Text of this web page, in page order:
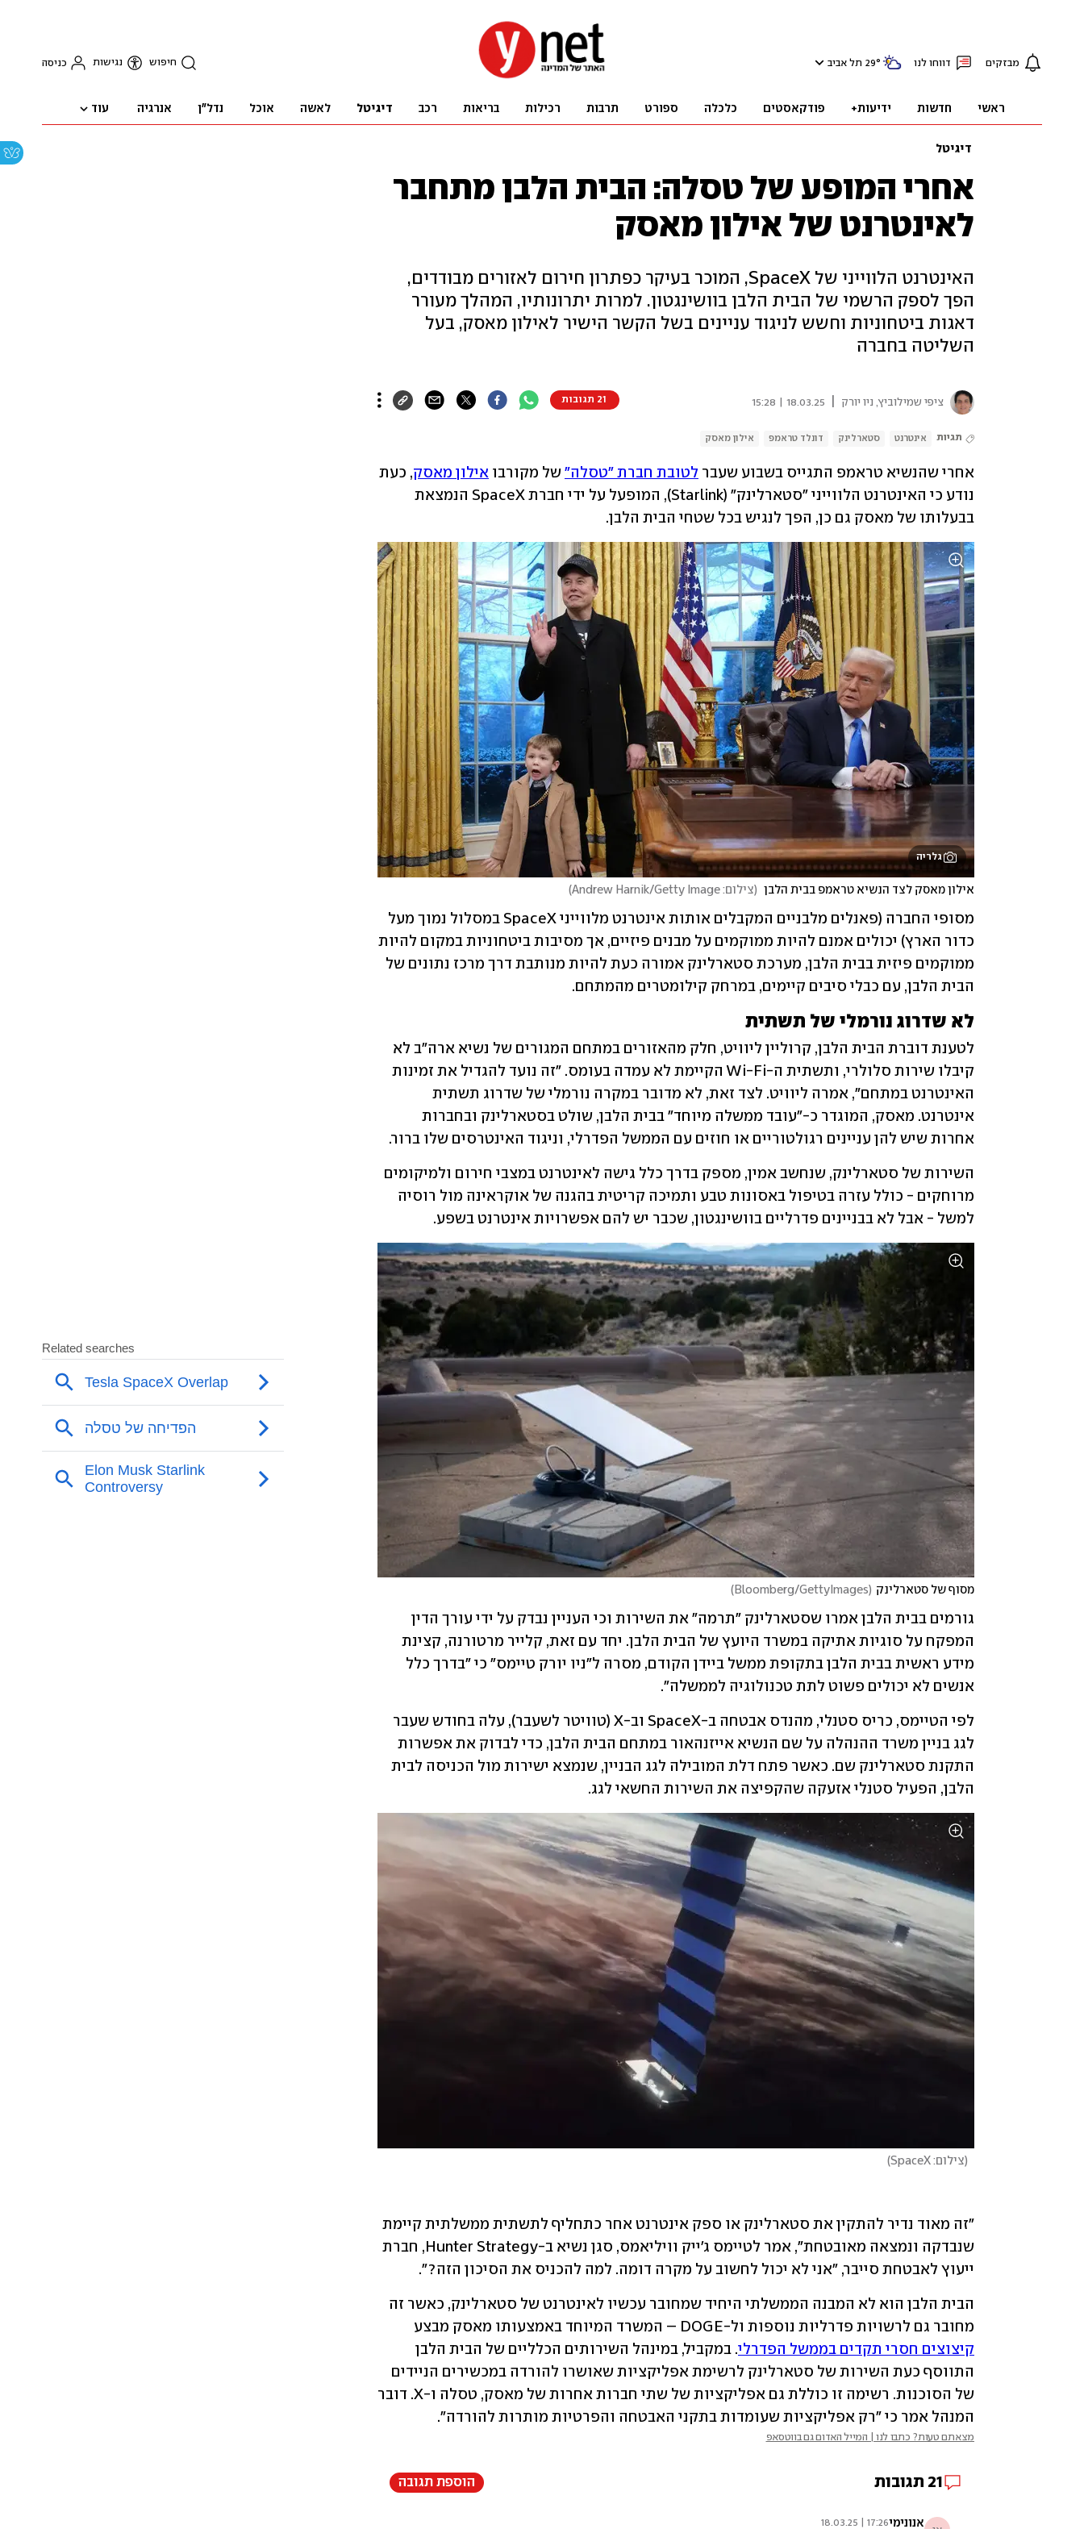
מבזקים דווחו לנו 29° תל אביב חיפוש נגישות כניסה
ראשי חדשות ידיעות+ פודקאסטים כלכלה ספורט תרבות רכילות בריאות רכב דיגיטל לאשה אוכל נדל"ן אנרגיה עוד
דיגיטל
אחרי המופע של טסלה: הבית הלבן מתחבר
לאינטרנט של אילון מאסק
האינטרנט הלווייני של SpaceX, המוכר בעיקר כפתרון חירום לאזורים מבודדים,
הפך לספק הרשמי של הבית הלבן בוושינגטון. למרות יתרונותיו, המהלך מעורר
דאגות ביטחוניות וחשש לניגוד עניינים בשל הקשר הישיר לאילון מאסק, בעל
השליטה בחברה
ציפי שמילוביץ, ניו יורק 18.03.25 | 15:28 21 תגובות
תגיות אינטרנט סטארלינק דונלד טראמפ אילון מאסק
אחרי שהנשיא טראמפ התגייס בשבוע שעבר לטובת חברת "טסלה" של מקורבו אילון מאסק
בבעלותו של מאסק גם כן, הפך לנגיש בכל שטחי הבית הלבן.
גלריה
אילון מאסק לצד הנשיא טראמפ בבית הלבן (צילום: Andrew Harnik/Getty Image )
הבית הלבן, עם כבלי סיבים קיימים, במרחק קילומטרים מהמתחם.
לא שדרוג נורמלי של תשתית
אחרות שיש להן עניינים רגולטוריים או חוזים עם הממשל הפדרלי, וניגוד האינטרסים שלו ברור.
למשל - אבל לא בבניינים פדרליים בוושינגטון, שכבר יש להם אפשרויות אינטרנט בשפע.
מסוף של סטארלינק (
Bloomberg/GettyImages
)
אנשים לא יכולים פשוט לתת טכנולוגיה לממשלה״.
הלבן, הפעיל סטנלי אזעקה שהקפיצה את השירות החשאי לגג.
(צילום: SpaceX )
ייעוץ לאבטחת סייבר, "אני לא יכול לחשוב על מקרה דומה. למה להכניס את הסיכון הזה?".
מחובר גם לרשויות פדרליות נוספות ול-DOGE – המשרד המיוחד באמצעותו מאסק מבצע
קיצוצים חסרי תקדים בממשל הפדרלי
המנהל אמר כי ״רק אפליקציות שעומדות בתקני האבטחה והפרטיות מותרות להורדה״.
מצאתם טעות? כתבו לנו | המייל האדום גם בווטסאפ
21 תגובות הוספת תגובה
אנונימי17:26 | 18.03.25